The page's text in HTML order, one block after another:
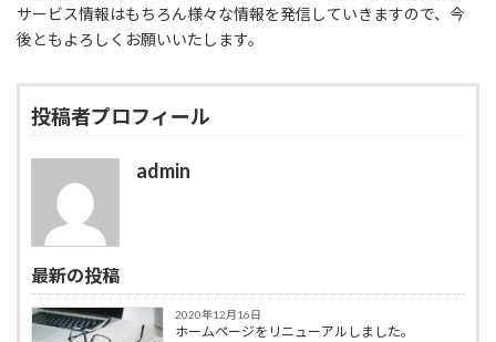
日
時
:
サービス情報はもちろん様々な情報を発信していきますので、今
後ともよろしくお願いいたします。
投稿者プロフィール
admin
最新の投稿
2020年12月16日
ホームページをリニューアルしました。